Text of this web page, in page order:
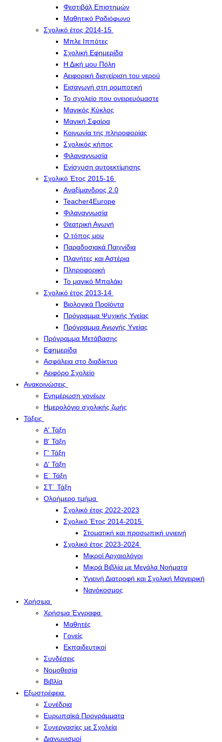
Φεστιβάλ Επιστημών
Μαθητικό Ραδιόφωνο
Σχολικό έτος 2014-15
Μπλε Ιππότες
Σχολική Εφημερίδα
Η Δική μου Πόλη
Αειφορική διαχείριση του νερού
Εισαγωγή στη ρομποτική
Το σχολείο που ονειρευόμαστε
Μαγικός Κύκλος
Μαγική Σφαίρα
Kοινωνία της πληροφορίας
Σχολικός κήπος
Φιλαναγνωσία
Eνίσχυση αυτοεκτίμησης
Σχολικό Έτος 2015-16
Αναξίμανδρος 2.0
Teacher4Europe
Φιλαναγνωσία
Θεατρική Αγωγή
Ο τόπος μου
Παραδοσιακά Παιχνίδια
Πλανήτες και Αστέρια
Πληροφορική
Το μαγικό Μπαλάκι
Σχολικό έτος 2013-14
Βιολογικά Προϊόντα
Πρόγραμμα Ψυχικής Υγείας
Πρόγραμμα Aγωγής Yγείας
Πρόγραμμα Μετάβασης
Εφημερίδα
Ασφάλεια στο διαδίκτυο
Αειφόρο Σχολείο
Ανακοινώσεις
Ενημέρωση γονέων
Ημερολόγιο σχολικής ζωής
Τάξεις
Α' Τάξη
Β' Τάξη
Γ' Τάξη
Δ' Τάξη
Ε΄ Τάξη
ΣΤ΄ Τάξη
Ολοήμερο τμήμα
Σχολικό έτος 2022-2023
Σχολικό Έτος 2014-2015
Στοματική και προσωπική υγιεινή
Σχολικό έτος 2023-2024
Μικροί Αρχαιολόγοι
Μικρά Βιβλία με Μεγάλα Νοήματα
Υγιεινή Διατροφή και Σχολική Μαγειρική
Νανόκοσμος
Χρήσιμα
Χρήσιμα Έγγραφα
Μαθητές
Γονείς
Εκπαιδευτικοί
Συνδέσεις
Νομοθεσία
Βιβλία
Εξωστρέφεια
Συνέδρια
Ευρωπαϊκά Προγράμματα
Συνεργασίες με Σχολεία
Διαγωνισμοί